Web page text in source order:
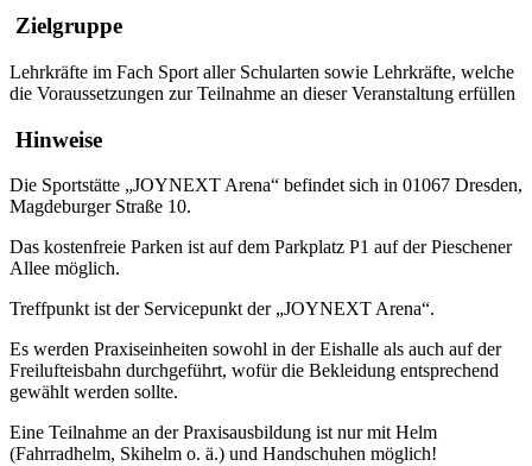
Zielgruppe
Lehrkräfte im Fach Sport aller Schularten sowie Lehrkräfte, welche
die Voraussetzungen zur Teilnahme an dieser Veranstaltung erfüllen
Hinweise
Die Sportstätte „JOYNEXT Arena“ befindet sich in 01067 Dresden,
Magdeburger Straße 10.
Das kostenfreie Parken ist auf dem Parkplatz P1 auf der Pieschener
Allee möglich.
Treffpunkt ist der Servicepunkt der „JOYNEXT Arena“.
Es werden Praxiseinheiten sowohl in der Eishalle als auch auf der
Freilufteisbahn durchgeführt, wofür die Bekleidung entsprechend
gewählt werden sollte.
Eine Teilnahme an der Praxisausbildung ist nur mit Helm
(Fahrradhelm, Skihelm o. ä.) und Handschuhen möglich!